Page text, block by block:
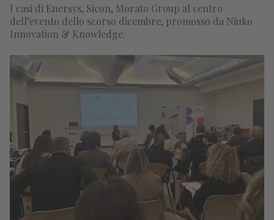
I casi di Enersys, Sicon, Morato Group al centro
dell’evento dello scorso dicembre, promosso da Niuko
Innovation & Knowledge.